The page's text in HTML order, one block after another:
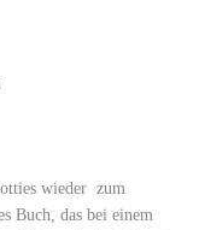
wieder zum
Buch, das bei einem